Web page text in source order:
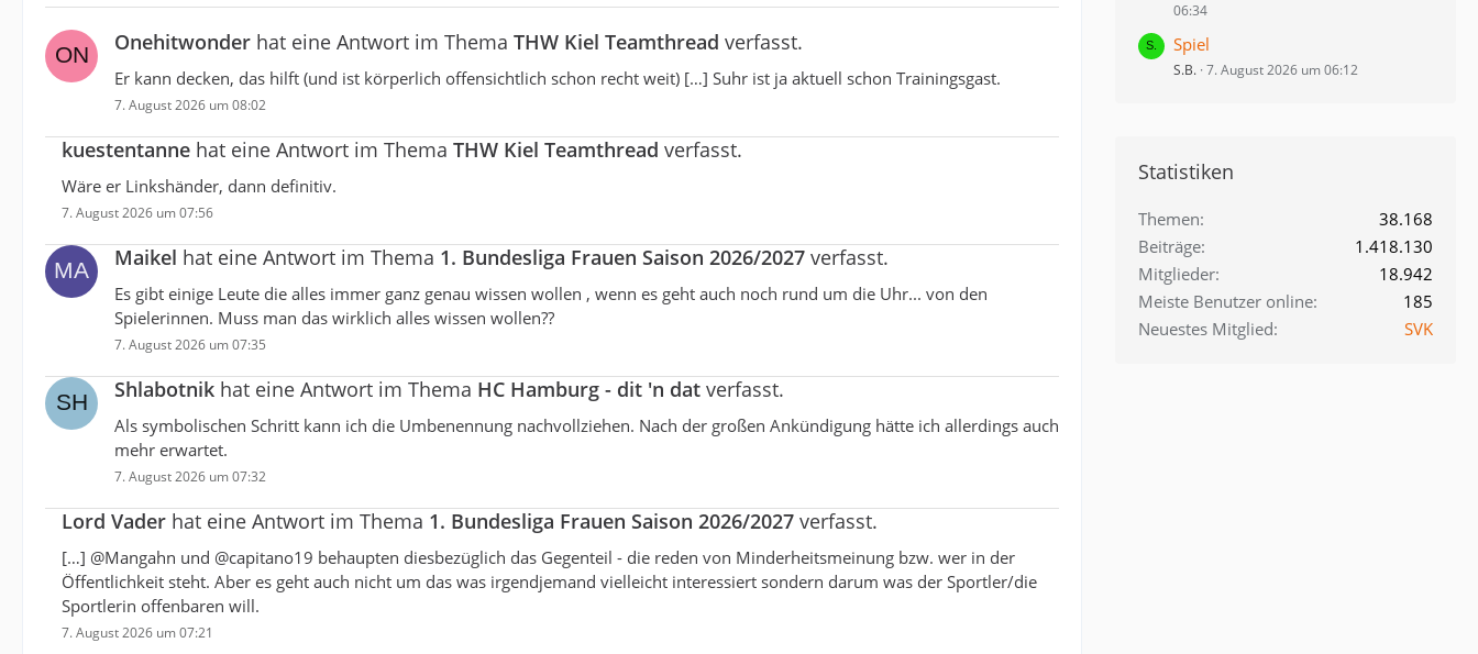
Onehitwonder hat eine Antwort im Thema THW Kiel Teamthread verfasst.
Er kann decken, das hilft (und ist körperlich offensichtlich schon recht weit) […] Suhr ist ja aktuell schon Trainingsgast.
7. August 2026 um 08:02
kuestentanne hat eine Antwort im Thema THW Kiel Teamthread verfasst.
Wäre er Linkshänder, dann definitiv.
7. August 2026 um 07:56
Maikel hat eine Antwort im Thema 1. Bundesliga Frauen Saison 2026/2027 verfasst.
Es gibt einige Leute die alles immer ganz genau wissen wollen , wenn es geht auch noch rund um die Uhr... von den
Spielerinnen. Muss man das wirklich alles wissen wollen??
7. August 2026 um 07:35
Shlabotnik hat eine Antwort im Thema HC Hamburg - dit 'n dat verfasst.
Als symbolischen Schritt kann ich die Umbenennung nachvollziehen. Nach der großen Ankündigung hätte ich allerdings auch
mehr erwartet.
7. August 2026 um 07:32
Lord Vader hat eine Antwort im Thema 1. Bundesliga Frauen Saison 2026/2027 verfasst.
[…] @Mangahn und @capitano19 behaupten diesbezüglich das Gegenteil - die reden von Minderheitsmeinung bzw. wer in der
Öffentlichkeit steht. Aber es geht auch nicht um das was irgendjemand vielleicht interessiert sondern darum was der Sportler/die
Sportlerin offenbaren will.
7. August 2026 um 07:21
06:34
Spiel
S.B. 7. August 2026 um 06:12
Statistiken
Themen
38.168
Beiträge
1.418.130
Mitglieder
18.942
Meiste Benutzer online
185
Neuestes Mitglied
SVK